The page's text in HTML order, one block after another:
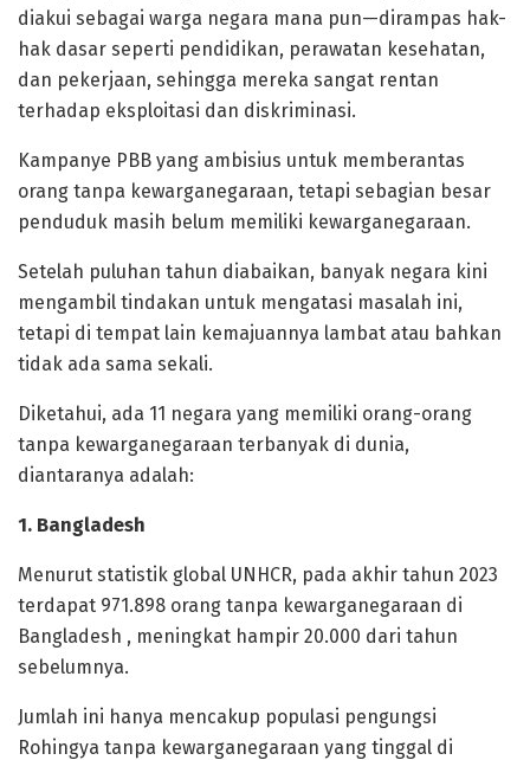
diakui sebagai warga negara mana pun—dirampas hak-
hak dasar seperti pendidikan, perawatan kesehatan,
dan pekerjaan, sehingga mereka sangat rentan
terhadap eksploitasi dan diskriminasi.
‎Kampanye PBB yang ambisius untuk memberantas
orang tanpa kewarganegaraan, tetapi sebagian besar
penduduk masih belum memiliki kewarganegaraan.
‎Setelah puluhan tahun diabaikan, banyak negara kini
mengambil tindakan untuk mengatasi masalah ini,
tetapi di tempat lain kemajuannya lambat atau bahkan
tidak ada sama sekali.
‎Diketahui, ada 11 negara yang memiliki orang-orang
tanpa kewarganegaraan terbanyak di dunia,
diantaranya adalah:
‎1. Bangladesh
‎Menurut statistik global UNHCR, pada akhir tahun 2023
terdapat 971.898 orang tanpa kewarganegaraan di
Bangladesh , meningkat hampir 20.000 dari tahun
sebelumnya.
Jumlah ini hanya mencakup populasi pengungsi
Rohingya tanpa kewarganegaraan yang tinggal di